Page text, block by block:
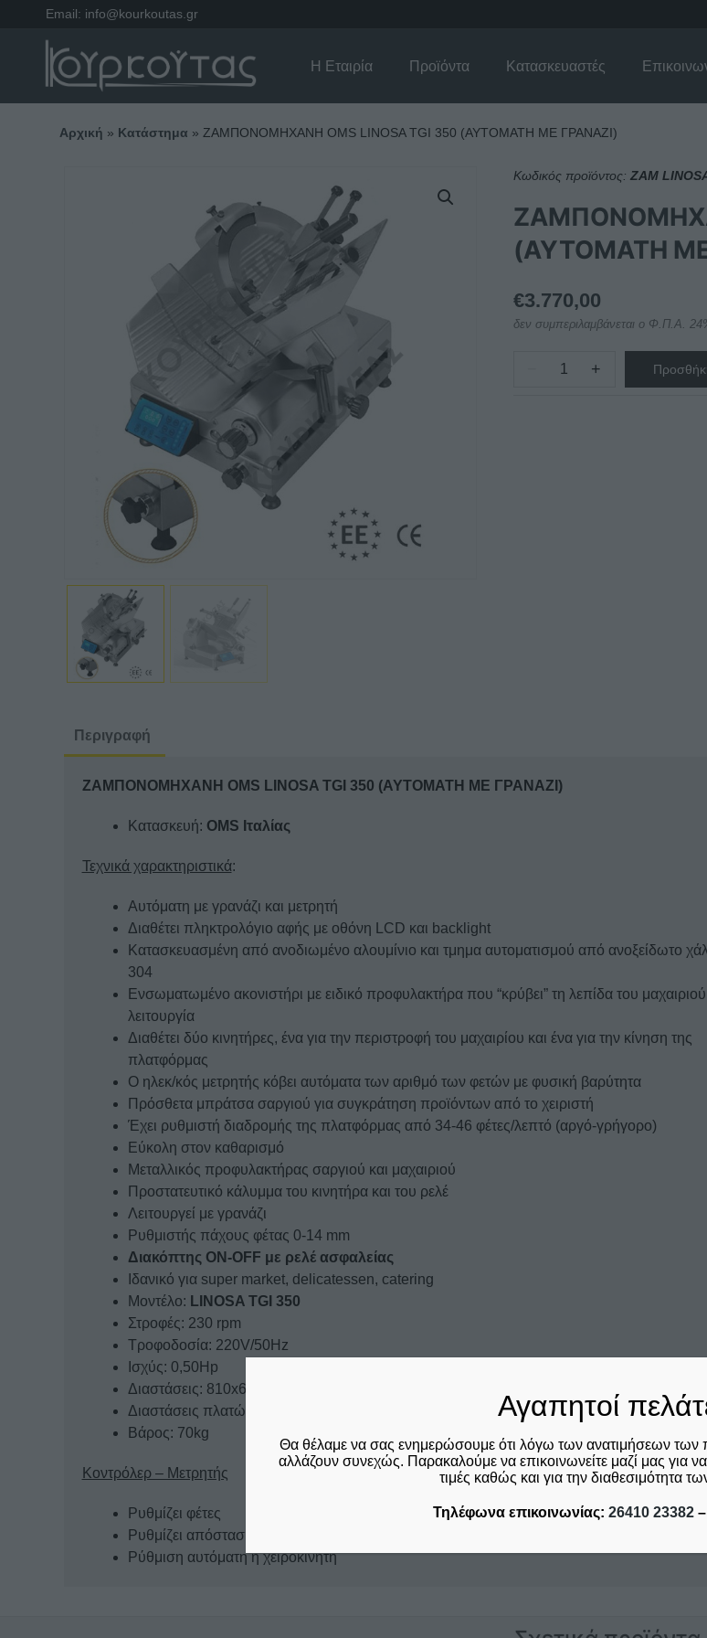
Email: info@kourkoutas.gr
Η Εταιρία Προϊόντα Κατασκευαστές
Αρχική » Κατάστημα » ΖΑΜΠΟΝΟΜΗΧΑΝΗ OMS LINOSA TGI 350 (AYTOMATH ΜΕ ΓΡΑΝΑΖΙ)
Κωδικός προϊόντος: ZAM
(AYTOMATH
€3.770,00
δεν συμπεριλαμβάνεται ο Φ.Π.Α.
ΖΑΜΠΟΝΟΜΗΧΑΝΗ
+
Περιγραφή
ΖΑΜΠΟΝΟΜΗΧΑΝΗ OMS LINOSA TGI 350 (AYTOMATH ΜΕ ΓΡΑΝΑΖΙ)
Κατασκευή: OMS Ιταλίας
Τεχνικά χαρακτηριστικά:
Αυτόματη με γρανάζι και μετρητή
Διαθέτει πληκτρολόγιο αφής με οθόνη LCD και backlight
Κατασκευασμένη από ανοδιωμένο αλουμίνιο και τμημα αυτοματισμού από ανοξείδωτο
304
Ενσωματωμένο ακονιστήρι με ειδικό προφυλακτήρα που “κρύβει” τη λεπίδα του
λειτουργία
Διαθέτει δύο κινητήρες, ένα για την περιστροφή του μαχαιρίου και ένα για την κίνηση της
πλατφόρμας
Ο ηλεκ/κός μετρητής κόβει αυτόματα των αριθμό των φετών με φυσική βαρύτητα
Πρόσθετα μπράτσα σαργιού για συγκράτηση προϊόντων από το χειριστή
Έχει ρυθμιστή διαδρομής της πλατφόρμας από 34-46 φέτες/λεπτό (αργό-γρήγορο)
Εύκολη στον καθαρισμό
Μεταλλικός προφυλακτήρας σαργιού και μαχαιριού
Προστατευτικό κάλυμμα του κινητήρα και του ρελέ
Λειτουργεί με γρανάζι
Ρυθμιστής πάχους φέτας 0-14 mm
Διακόπτης ON-OFF με ρελέ ασφαλείας
Ιδανικό για super market, delicatessen, catering
Μοντέλο: LINOSA TGI 350
Στροφές: 230 rpm
Τροφοδοσία: 220V/50Hz
Ισχύς: 0,50Hp
Διαστάσεις: 810x600x700mm
Διαστάσεις πλατώ: 200x280mm
Βάρος: 70kg
Κοντρόλερ – Μετρητής
Ρυθμίζει φέτες
Ρυθμίζει απόσταση και ταχύτητα
Ρύθμιση αυτόματη ή χειροκίνητη
Αγαπητοί
Θα θέλαμε να σας ενημερώσουμε ότι λόγω των ανατιμήσεων των
αλλάζουν συνεχώς. Παρακαλούμε να επικοινωνείτε μαζί μας για
τιμές καθώς και για την διαθεσιμότητα
Τηλέφωνα επικοινωνίας: 26410 23382–